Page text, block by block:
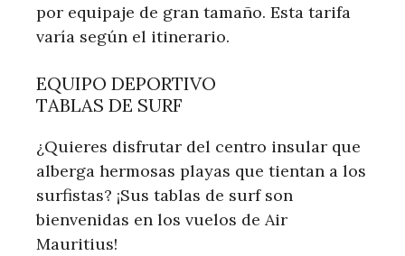
por equipaje de gran tamaño. Esta tarifa
varía según el itinerario.
EQUIPO DEPORTIVO
TABLAS DE SURF
¿Quieres disfrutar del centro insular que
alberga hermosas playas que tientan a los
surfistas? ¡Sus tablas de surf son
bienvenidas en los vuelos de Air
Mauritius!